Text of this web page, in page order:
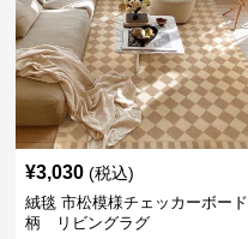
¥3,030 (税込)
絨毯 市松模様チェッカーボード
柄 リビングラグ